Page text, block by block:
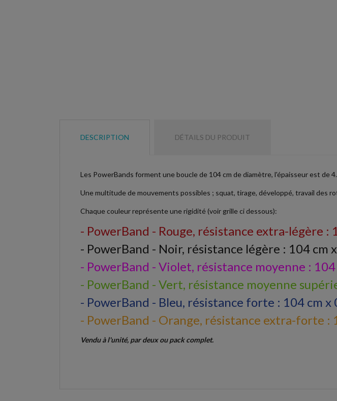
DESCRIPTION DÉTAILS DU PRODUIT
Les PowerBands forment une boucle de 104 cm de diamètre, l'épaisseur est de
Une multitude de mouvements possibles ; squat, tirage, développé, travail des
Chaque couleur représente une rigidité (voir grille ci dessous):
- PowerBand - Rouge, résistance extra-légère :
- PowerBand - Noir, résistance légère : 104 cm
- PowerBand - Violet, résistance moyenne : 104
- PowerBand - Vert, résistance moyenne
- PowerBand - Bleu, résistance forte : 104 cm x
- PowerBand - Orange, résistance extra-forte :
Vendu à l'unité, par deux ou pack complet.